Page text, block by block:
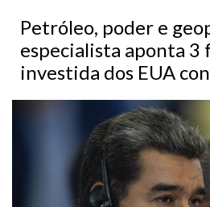
Petróleo, poder e
especialista aponta 3
investida dos EUA